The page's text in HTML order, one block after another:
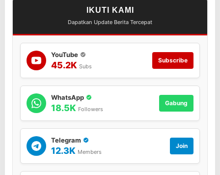
IKUTI KAMI
Dapatkan Update Berita Tercepat
YouTube
45.2K Subs
Subscribe
WhatsApp
18.5K Followers
Gabung
Telegram
12.3K Members
Join